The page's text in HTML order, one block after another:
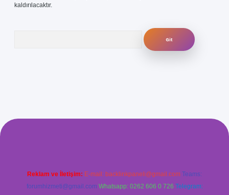
kaldırılacaktır.
Reklam ve İletişim: E-mail: backlinkpaneli@gmail.com Teams:
forumhizmeti@gmail.com Whatsapp: 0262 606 0 726 Telegram: